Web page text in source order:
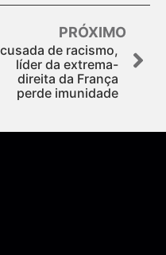
PRÓXIMO
de racismo,
líder da extrema-
direita da França
perde imunidade